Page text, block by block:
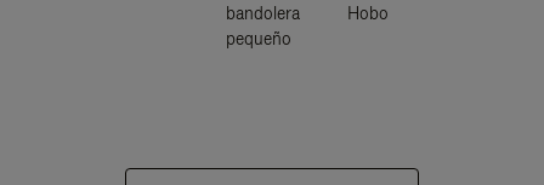
bandolera
pequeño
Hobo